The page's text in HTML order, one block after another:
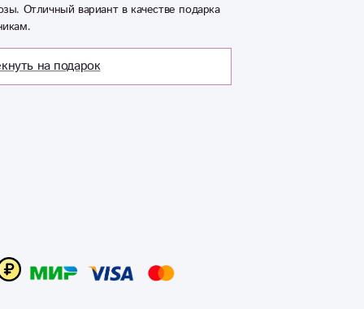
Отличный вариант в качестве подарка
на подарок